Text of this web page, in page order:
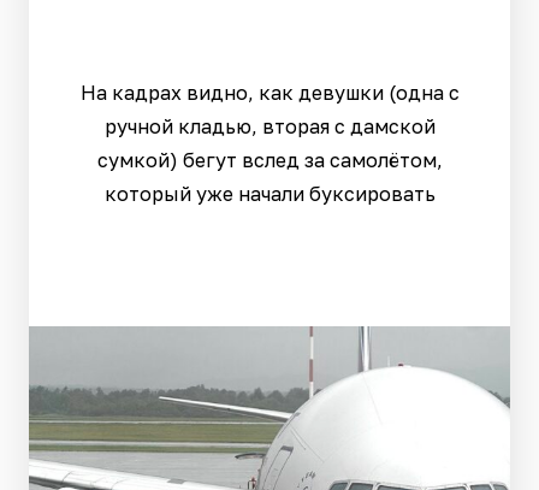
На кадрах видно, как девушки (одна с
ручной кладью, вторая с дамской
сумкой) бегут вслед за самолётом,
который уже начали буксировать